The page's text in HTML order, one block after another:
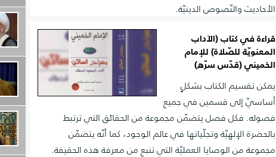
الأحاديث والنّصوص الدينيّة.
قراءة في كتاب (الآداب
المعنويّة للصّلاة) للإمام
الخميني (قدّس سرّه)
يمكن تقسيم الكتاب بشكلٍ
أساسيّ إلى قسمين في جميع
فصوله. فكل فصل يتضمّن مجموعة من الحقائق التي ترتبط
بالحضرة الإلهيّة وتجلّياتها في عالم الوجود، كما أنّه يتضمّن
مجموعة من الوصايا العمليّة التي تنبع من معرفة هذه الحقيقة.